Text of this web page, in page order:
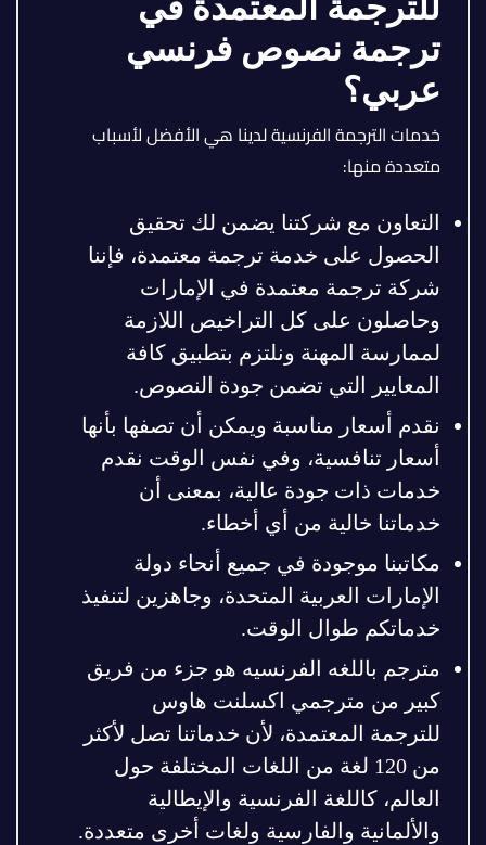
ترجمة نصوص فرنسي
عربي؟
خدمات الترجمة الفرنسية لدينا هي الأفضل لأسباب
متعددة منها:
التعاون مع شركتنا يضمن لك تحقيق
الحصول على خدمة ترجمة معتمدة، فإننا
شركة ترجمة معتمدة في الإمارات
وحاصلون على كل التراخيص اللازمة
لممارسة المهنة ونلتزم بتطبيق كافة
المعايير التي تضمن جودة النصوص.
نقدم أسعار مناسبة ويمكن أن تصفها بأنها
أسعار تنافسية، وفي نفس الوقت نقدم
خدمات ذات جودة عالية، بمعنى أن
خدماتنا خالية من أي أخطاء.
مكاتبنا موجودة في جميع أنحاء دولة
الإمارات العربية المتحدة، وجاهزين لتنفيذ
خدماتكم طوال الوقت.
مترجم باللغه الفرنسيه هو جزء من فريق
كبير من مترجمي اكسلنت هاوس
للترجمة المعتمدة، لأن خدماتنا تصل لأكثر
من 120 لغة من اللغات المختلفة حول
العالم، كاللغة الفرنسية والإيطالية
والألمانية والفارسية ولغات أخرى متعددة.